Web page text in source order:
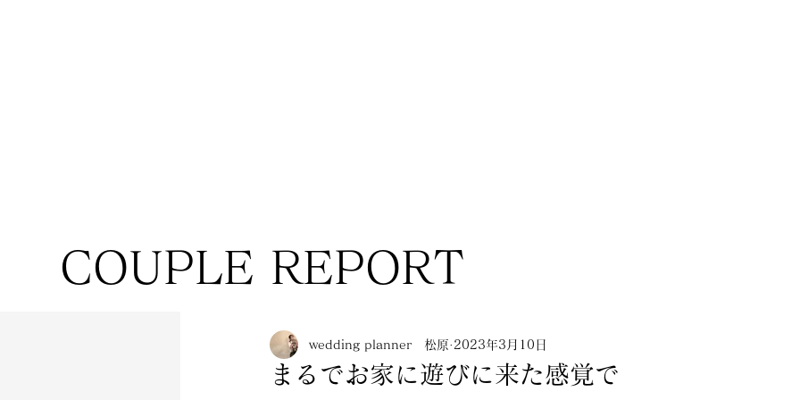
COUPLE REPORT
まるでお家に遊びに来た感覚で
wedding planner 松原 2023年3月10日